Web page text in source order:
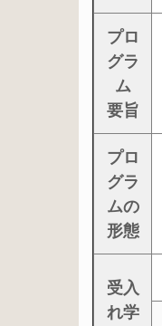
プロ
グラ
ム
要旨
プロ
グラ
ムの
形態
受入
れ学